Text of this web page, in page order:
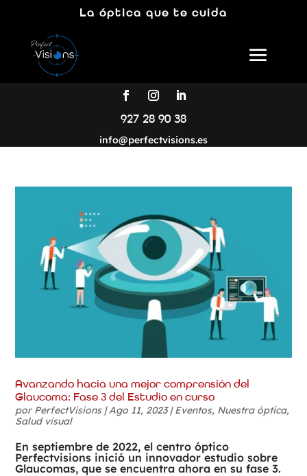
La óptica que te cuida
927 28 90 38
info@perfectvisions.es
Avanzando hacia una mejor comprensión del
Glaucoma: Fase 3 del Estudio en curso
por PerfectVisions|Ago 11, 2023|Eventos, Nuestra óptica,
Salud visual
En septiembre de 2022, el centro óptico
Perfectvisions inició un innovador estudio sobre
Glaucomas, que se encuentra ahora en su fase 3.